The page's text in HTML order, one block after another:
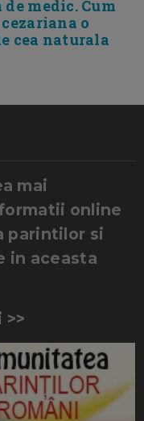
medic. Cum
o
cea naturala
mai
online
parintilor si
in aceasta